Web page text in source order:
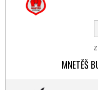
MNETĚŠ